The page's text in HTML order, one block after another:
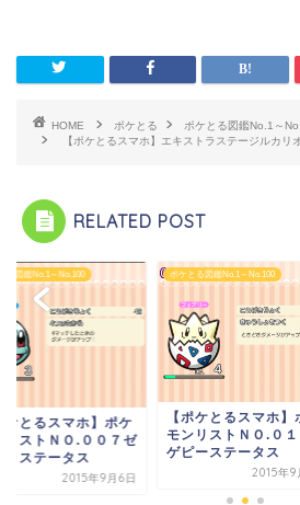
HOME ポケとる
ポケとる図鑑No.1～
【ポケとるスマホ】エキストラステージルカリ
RELATED POST
る図鑑No.1～No.100
ケとるスマホ】ポケ
リストＮＯ.００７ゼ
メステータス
2015年9月6日
ポケとる図鑑No.1～No.100
【ポケとるスマホ】
モンリストＮＯ.０１
ゲピーステータス
2015年9